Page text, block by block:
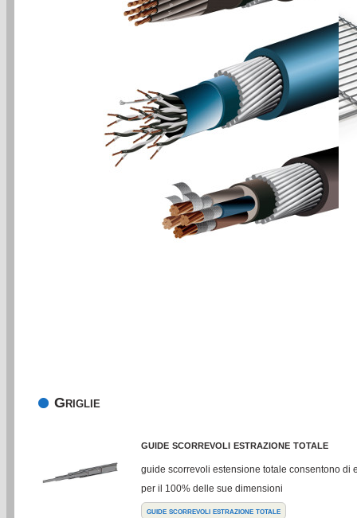
Griglie
guide scorrevoli estrazione totale
guide scorrevoli estensione totale consentono di
per il 100% delle sue dimensioni
guide scorrevoli estrazione totale